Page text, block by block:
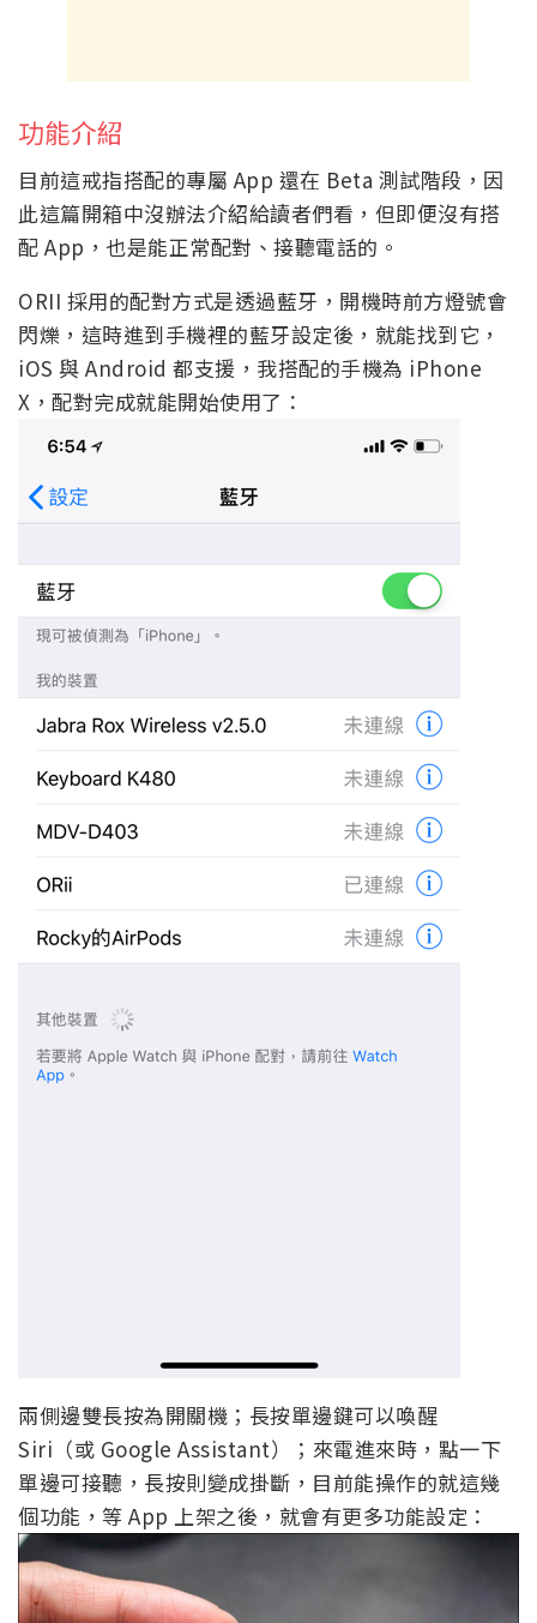
功能介紹
目前這戒指搭配的專屬 App 還在 Beta 測試階段，因
此這篇開箱中沒辦法介紹給讀者們看，但即便沒有搭
配 App，也是能正常配對、接聽電話的。
ORII 採用的配對方式是透過藍牙，開機時前方燈號會
閃爍，這時進到手機裡的藍牙設定後，就能找到它，
iOS 與 Android 都支援，我搭配的手機為 iPhone
X，配對完成就能開始使用了：
兩側邊雙長按為開關機；長按單邊鍵可以喚醒
Siri（或 Google Assistant）；來電進來時，點一下
單邊可接聽，長按則變成掛斷，目前能操作的就這幾
個功能，等 App 上架之後，就會有更多功能設定：